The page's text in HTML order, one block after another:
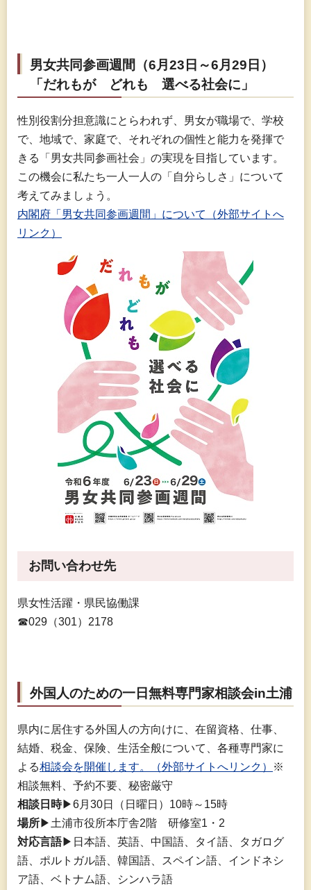
男女共同参画週間（6月23日～6月29日）
「だれもが
どれも 選べる社会に」
性別役割分担意識にとらわれず、男女が職場で、学校
で、地域で、家庭で、それぞれの個性と能力を発揮で
きる「男女共同参画社会」の実現を目指しています。
この機会に私たち一人一人の「自分らしさ」について
考えてみましょう。
内閣府「男女共同参画週間」について（外部サイトへ
リンク）
お問い合わせ先
県女性活躍・県民協働課
☎029（301）2178
外国人のための一日無料専門家相談会in土浦
県内に居住する外国人の方向けに、在留資格、仕事、
結婚、税金、保険、生活全般について、各種専門家に
よる相談会を開催します。（外部サイトへリンク）
※
相談無料、予約不要、秘密厳守
相談日時▶6月30日（日曜日）10時～15時
場所▶土浦市役所本庁舎2階 研修室1・2
対応言語▶日本語、英語、中国語、タイ語、タガログ
語、ポルトガル語、韓国語、スペイン語、インドネシ
ア語、ベトナム語、シンハラ語